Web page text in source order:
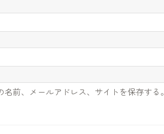
前、メールアドレス、サイトを保存する。